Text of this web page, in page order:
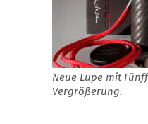
Neue Lupe mit
Vergrößerung.